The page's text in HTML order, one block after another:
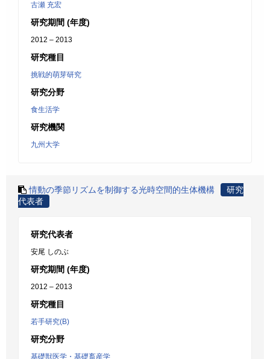
古瀬 充宏
研究期間 (年度)
2012 – 2013
研究種目
挑戦的萌芽研究
研究分野
食生活学
研究機関
九州大学
情動の季節リズムを制御する光時空間的生体機構
研究
代表者
研究代表者
安尾 しのぶ
研究期間 (年度)
2012 – 2013
研究種目
若手研究(B)
研究分野
基礎獣医学・基礎畜産学